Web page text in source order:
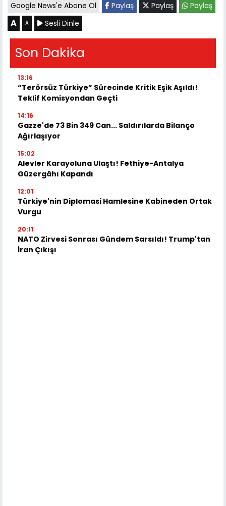
Google News'e Abone Ol
Paylaş Paylaş Paylaş
A A Sesli Dinle
Son Dakika
13:16
“Terörsüz Türkiye” Sürecinde Kritik Eşik Aşıldı!
Teklif Komisyondan Geçti
14:16
Gazze'de 73 Bin 349 Can... Saldırılarda Bilanço
Ağırlaşıyor
15:02
Alevler Karayoluna Ulaştı! Fethiye-Antalya
Güzergâhı Kapandı
12:01
Türkiye'nin Diplomasi Hamlesine Kabineden Ortak
Vurgu
20:11
NATO Zirvesi Sonrası Gündem Sarsıldı! Trump'tan
İran Çıkışı